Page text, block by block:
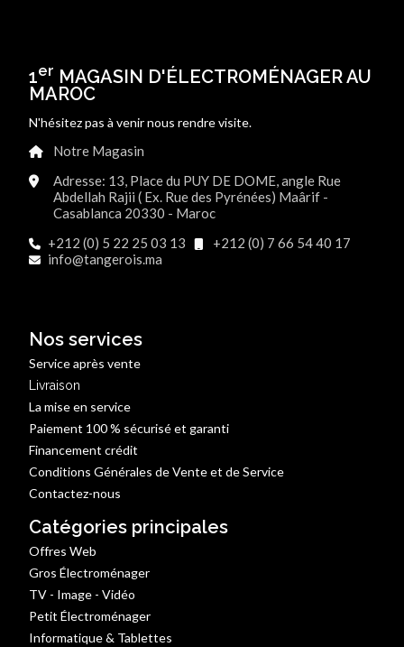
1er MAGASIN D'ÉLECTROMÉNAGER AU
MAROC
N'hésitez pas à venir nous rendre visite.
Notre Magasin
Adresse: 13, Place du PUY DE DOME, angle Rue
Abdellah Rajii ( Ex. Rue des Pyrénées) Maârif -
Casablanca 20330 - Maroc
+212 (0) 5 22 25 03 13
+212 (0) 7 66 54 40 17
info@tangerois.ma
Nos services
Service après vente
Livraison
La mise en service
Paiement 100 % sécurisé et garanti
Financement crédit
Conditions Générales de Vente et de Service
Contactez-nous
Catégories principales
Offres Web
Gros Électroménager
TV - Image - Vidéo
Petit Électroménager
Informatique & Tablettes